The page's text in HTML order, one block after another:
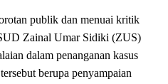
publik dan menuai kritik
Zainal Umar Sidiki (ZUS)
dalam penanganan kasus
berupa penyampaian